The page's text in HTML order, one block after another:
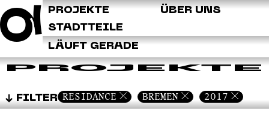
ÜBER UNS
PROJEKTE
STADTTEILE
LÄUFT GERADE
PROJEKTE
FILTER RESIDANCE BREMEN 2017